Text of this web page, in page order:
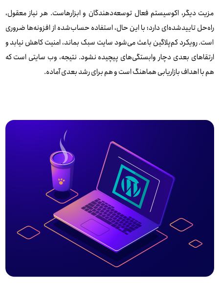
مزیت دیگر، اکوسیستم فعال توسعه‌دهندگان و ابزارهاست. هر نیاز معقول،
راه‌حل تاییدشده‌ای دارد؛ با این حال، استفاده حساب‌شده از افزونه‌ها ضروری
است. رویکرد کم‌پلاگین باعث می‌شود سایت سبک بماند، امنیت کاهش نیابد و
ارتقاهای بعدی دچار وابستگی‌های پیچیده نشود. نتیجه، وب سایتی است که
هم با اهداف بازاریابی هماهنگ است و هم برای رشد بعدی آماده.